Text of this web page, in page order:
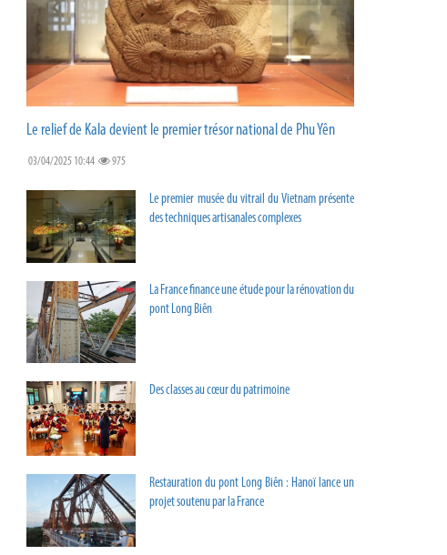
Le relief de Kala devient le premier trésor national de Phu Yên
03/04/2025 10:44 975
Le premier musée du vitrail du Vietnam présente
des techniques artisanales complexes
La France finance une étude pour la rénovation du
pont Long Biên
Des classes au cœur du patrimoine
Restauration du pont Long Biên : Hanoï lance un
projet soutenu par la France